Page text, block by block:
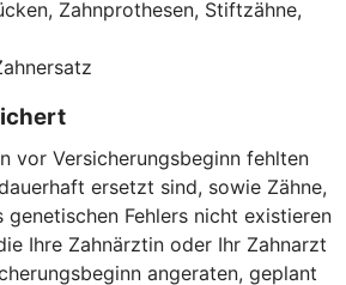
Zahnprothesen, Stiftzähne,
vor Versicherungsbeginn fehlten
ersetzt sind, sowie Zähne,
genetischen Fehlers nicht existieren
Ihre Zahnärztin oder Ihr Zahnarzt
angeraten, geplant